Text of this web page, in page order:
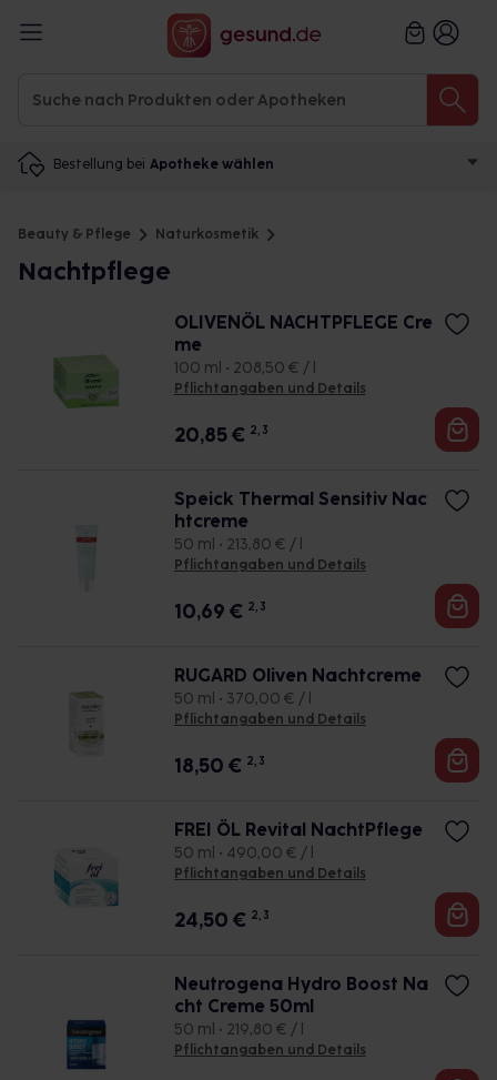
Bestellung bei Apotheke wählen
Beauty & Pflege Naturkosmetik
Nachtpflege
OLIVENÖL NACHTPFLEGE Cre
me
100 ml • 208,50 € / l
Pflichtangaben und Details
20,85€ 2, 3
Speick Thermal Sensitiv Nac
htcreme
50 ml • 213,80 € / l
Pflichtangaben und Details
10,69 € 2, 3
RUGARD Oliven Nachtcreme
50 ml • 370,00 € / l
Pflichtangaben und Details
18,50 € 2, 3
FREI ÖL Revital NachtPflege
50 ml • 490,00 € / l
Pflichtangaben und Details
24,50 € 2, 3
Neutrogena Hydro Boost Na
cht Creme 50ml
50 ml • 219,80 € / l
Pflichtangaben und Details